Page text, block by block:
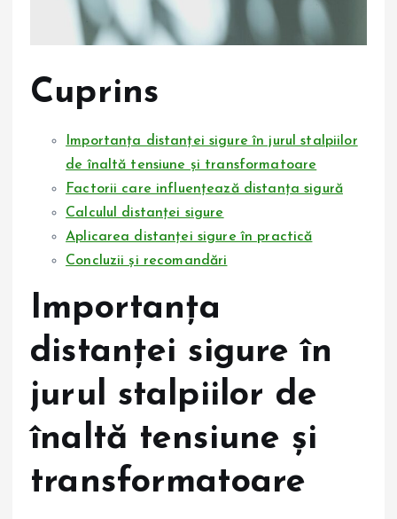
Cuprins
Importanța distanței sigure în jurul stalpiilor
de înaltă tensiune și transformatoare
Factorii care influențează distanța sigură
Calculul distanței sigure
Aplicarea distanței sigure în practică
Concluzii și recomandări
Importanța
distanței sigure în
jurul stalpiilor de
înaltă tensiune și
transformatoare